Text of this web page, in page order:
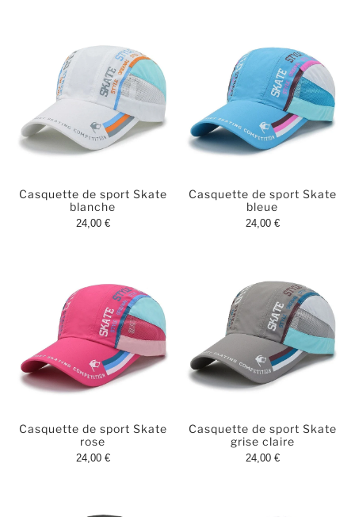
Casquette de sport Skate
blanche
24,00 €
Casquette de sport Skate
bleue
24,00 €
Casquette de sport Skate
rose
24,00 €
Casquette de sport Skate
grise claire
24,00 €